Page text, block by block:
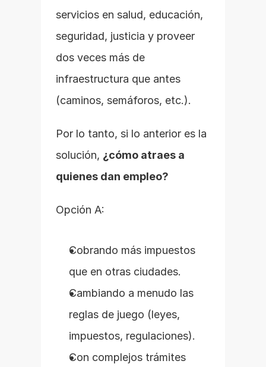
servicios en salud, educación,
seguridad, justicia y proveer
dos veces más de
infraestructura que antes
(caminos, semáforos, etc.).
Por lo tanto, si lo anterior es la
solución, ¿cómo atraes a
quienes dan empleo?
Opción A:
Cobrando más impuestos
que en otras ciudades.
Cambiando a menudo las
reglas de juego (leyes,
impuestos, regulaciones).
Con complejos trámites